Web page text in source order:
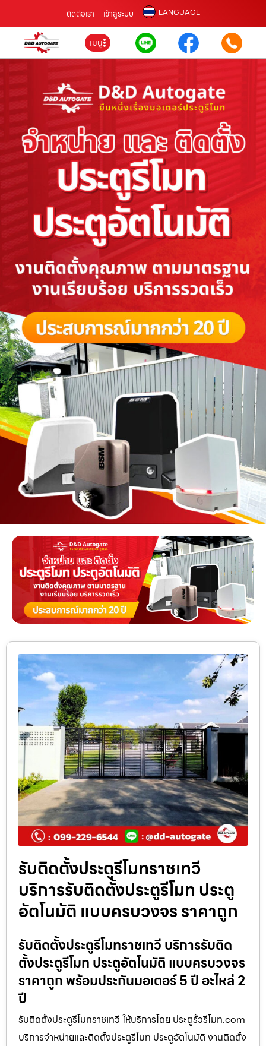
ติดต่อเรา เข้าสู่ระบบ LANGUAGE
เมนู
รับติดตั้งประตูรีโมทราชเทวี
บริการรับติดตั้งประตูรีโมท ประตู
อัตโนมัติ แบบครบวงจร ราคาถูก
รับติดตั้งประตูรีโมทราชเทวี บริการรับติด
ตั้งประตูรีโมท ประตูอัตโนมัติ แบบครบวงจร
ราคาถูก พร้อมประกันมอเตอร์ 5 ปี อะไหล่ 2
ปี
รับติดตั้งประตูรีโมทราชเทวี ให้บริการโดย ประตูรั้วรีโมท.com
บริการจำหน่ายและติดตั้งประตูรีโมท ประตูอัตโนมัติ งานติดตั้ง